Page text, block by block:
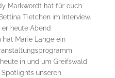
Markwordt hat für euch
Tietchen im Interview.
heute Abend
Marie Lange ein
in und um Greifswald
unseren